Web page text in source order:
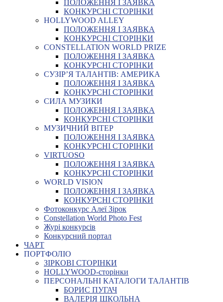
ПОЛОЖЕННЯ І ЗАЯВКА
КОНКУРСНІ СТОРІНКИ
HOLLYWOOD ALLEY
ПОЛОЖЕННЯ І ЗАЯВКА
КОНКУРСНІ СТОРІНКИ
CONSTELLATION WORLD PRIZE
ПОЛОЖЕННЯ І ЗАЯВКА
КОНКУРСНІ СТОРІНКИ
СУЗІР’Я ТАЛАНТІВ: АМЕРИКА
ПОЛОЖЕННЯ І ЗАЯВКА
КОНКУРСНІ СТОРІНКИ
СИЛА МУЗИКИ
ПОЛОЖЕННЯ І ЗАЯВКА
КОНКУРСНІ СТОРІНКИ
МУЗИЧНИЙ ВІТЕР
ПОЛОЖЕННЯ І ЗАЯВКА
КОНКУРСНІ СТОРІНКИ
VIRTUOSO
ПОЛОЖЕННЯ І ЗАЯВКА
КОНКУРСНІ СТОРІНКИ
WORLD VISION
ПОЛОЖЕННЯ І ЗАЯВКА
КОНКУРСНІ СТОРІНКИ
Фотоконкурс Алеї Зірок
Constellation World Photo Fest
Журі конкурсів
Конкурсний портал
ЧАРТ
ПОРТФОЛІО
ЗІРКОВІ СТОРІНКИ
HOLLYWOOD-сторінки
ПЕРСОНАЛЬНІ КАТАЛОГИ ТАЛАНТІВ
БОРИС ПУГАЧ
ВАЛЕРІЯ ШКОЛЬНА